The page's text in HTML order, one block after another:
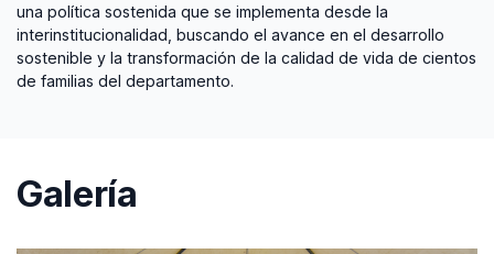
una política sostenida que se implementa desde la
interinstitucionalidad, buscando el avance en el desarrollo
sostenible y la transformación de la calidad de vida de cientos
de familias del departamento.
Galería